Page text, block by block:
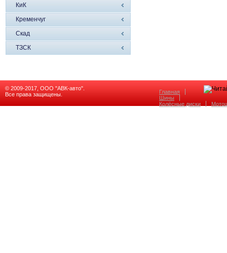
КиК
Кременчуг
Скад
ТЗСК
© 2009-2017, ООО "АВК-авто".
Все права защищены.
Главная
Шины
Колёсные диски